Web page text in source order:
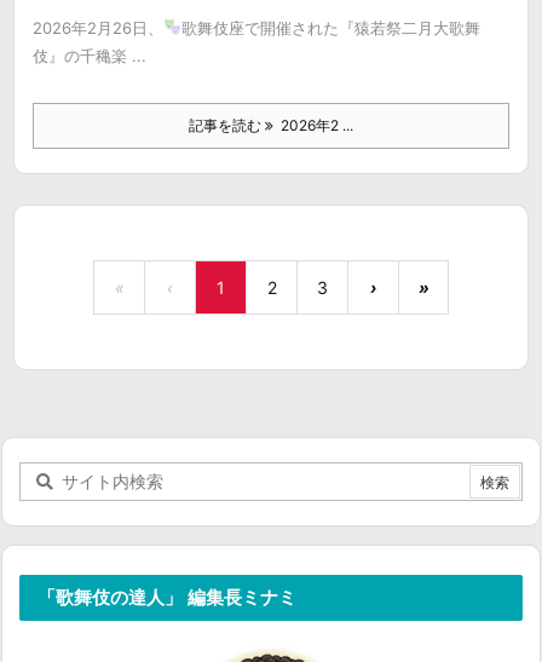
2026年2月26日、
歌舞伎座で開催された『猿若祭二月大歌舞
伎』の千穐楽 ...
記事を読む 2026年2 ...
« ‹ 1 2 3 › »
「歌舞伎の達人」 編集長ミナミ